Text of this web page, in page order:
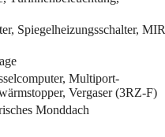
Spiegelheizungsschalter, MIR
Multiport-
Vergaser (3RZ-F)
Monddach